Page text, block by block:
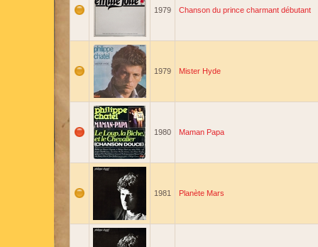
1979 Chanson du prince charmant débutant
1979 Mister Hyde
1980 Maman Papa
1981 Planète Mars